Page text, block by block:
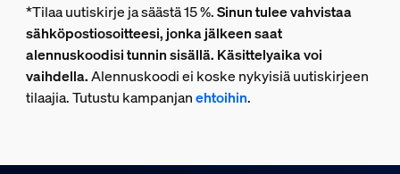
*Tilaa uutiskirje ja säästä 15 %.Sinun tulee vahvistaa
sähköpostiosoitteesi, jonka jälkeen saat
alennuskoodisi tunnin sisällä. Käsittelyaika voi
vaihdella.Alennuskoodi ei koske nykyisiä uutiskirjeen
tilaajia. Tutustu kampanjanehtoihin.